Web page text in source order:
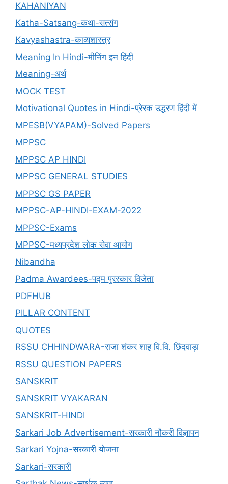
KAHANIYAN
Katha-Satsang-कथा-सत्संग
Kavyashastra-काव्यशास्त्र
Meaning In Hindi-मीनिंग इन हिंदी
Meaning-अर्थ
MOCK TEST
Motivational Quotes in Hindi-प्रेरक उद्धरण हिंदी में
MPESB(VYAPAM)-Solved Papers
MPPSC
MPPSC AP HINDI
MPPSC GENERAL STUDIES
MPPSC GS PAPER
MPPSC-AP-HINDI-EXAM-2022
MPPSC-Exams
MPPSC-मध्यप्रदेश लोक सेवा आयोग
Nibandha
Padma Awardees-पद्म पुरस्कार विजेता
PDFHUB
PILLAR CONTENT
QUOTES
RSSU CHHINDWARA-राजा शंकर शाह वि.वि. छिंदवाड़ा
RSSU QUESTION PAPERS
SANSKRIT
SANSKRIT VYAKARAN
SANSKRIT-HINDI
Sarkari Job Advertisement-सरकारी नौकरी विज्ञापन
Sarkari Yojna-सरकारी योजना
Sarkari-सरकारी